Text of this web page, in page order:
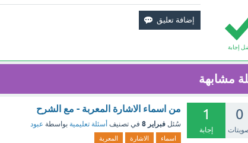
إجابة
مشابهة
0
1
إجابة
من اسماء الاشارة المعربة - مع الشرح
سُئل فبراير 8 في تصنيف أسئلة تعليمية بواسطة عبود
اسماء الاشارة المعربة